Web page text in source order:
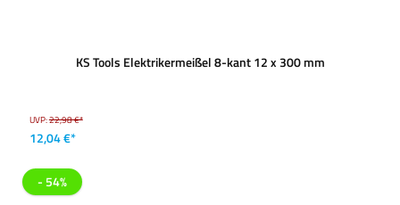
KS Tools Elektrikermeißel 8-kant 12 x 300 mm
UVP:22,98 €*
12,04 €*
- 54%